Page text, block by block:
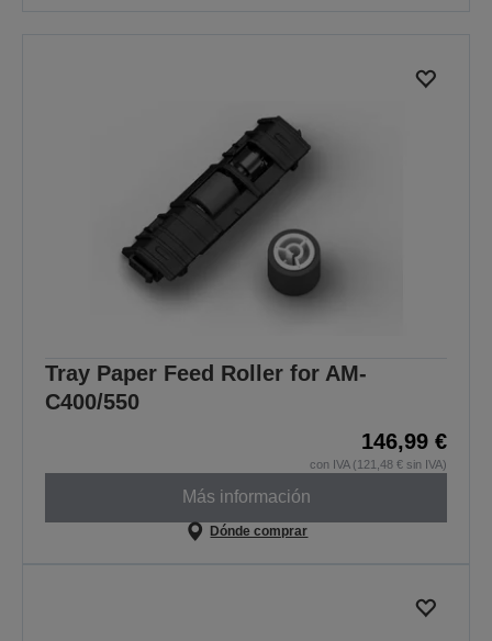
Tray Paper Feed Roller for AM-
C400/550
146,99 €
con IVA (121,48 € sin IVA)
Más información
Dónde comprar